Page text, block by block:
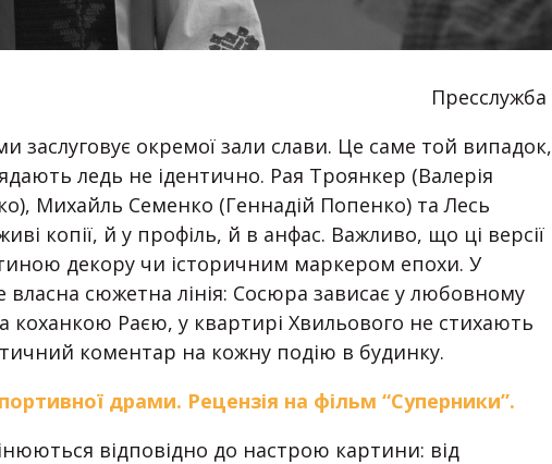
Пресслужба
заслуговує окремої зали слави. Це саме той випадок,
ледь не ідентично. Рая Троянкер (Валерія
Михайль Семенко (Геннадій Попенко) та Лесь
копії, й у профіль, й в анфас. Важливо, що ці версії
декору чи історичним маркером епохи. У
сюжетна лінія: Сосюра зависає у любовному
Раєю, у квартирі Хвильового не стихають
коментар на кожну подію в будинку.
драми. Рецензія на фільм “Суперники”.
відповідно до настрою картини: від